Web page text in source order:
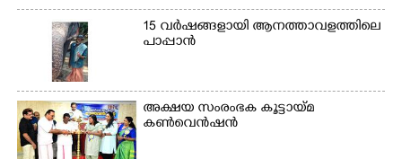
15 വർഷങ്ങളായി ആനത്താവളത്തിലെ
പാപ്പാൻ
അക്ഷയ സംരംഭക കൂട്ടായ്മ
കൺവെൻഷൻ